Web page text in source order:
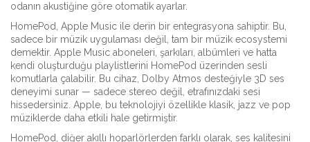
odanın akustiğine göre otomatik ayarlar.
HomePod, Apple Music ile derin bir entegrasyona sahiptir. Bu,
sadece bir müzik uygulaması değil, tam bir müzik ecosystemi
demektir. Apple Music aboneleri, şarkıları, albümleri ve hatta
kendi oluşturduğu playlistlerini HomePod üzerinden sesli
komutlarla çalabilir. Bu cihaz,
Dolby Atmos desteğiyle 3D ses
deneyimi sunar — sadece stereo değil, etrafınızdaki sesi
hissedersiniz. Apple, bu teknolojiyi özellikle klasik, jazz ve pop
müziklerde daha etkili hale getirmiştir.
HomePod, diğer akıllı hoparlörlerden farklı olarak, ses kalitesini